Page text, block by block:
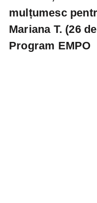
mulțumesc
Mariana T. (26
Program EMPO